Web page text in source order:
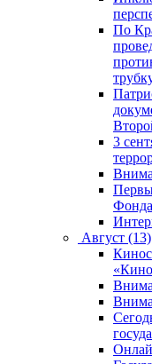
По
3
Август (13)